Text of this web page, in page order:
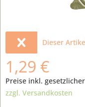
Dieser
1,29 €
Preise inkl.
zzgl. Versandkosten